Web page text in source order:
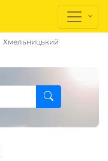
Хмельницький